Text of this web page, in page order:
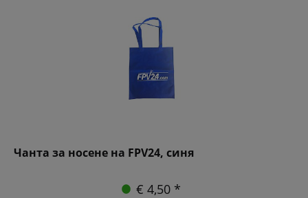
Чанта за носене на FPV24, синя
€ 4,50 *